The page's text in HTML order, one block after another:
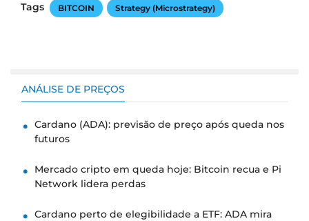
Tags BITCOIN Strategy (Microstrategy)
ANÁLISE DE PREÇOS
Cardano (ADA): previsão de preço após queda nos
futuros
Mercado cripto em queda hoje: Bitcoin recua e Pi
Network lidera perdas
Cardano perto de elegibilidade a ETF: ADA mira